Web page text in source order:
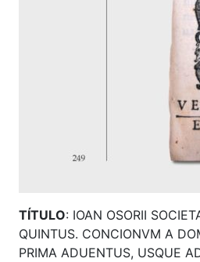
TÍTULO: IOAN OSORII
QUINTUS. CONCIONVM A
PRIMA ADUENTUS, USQUE